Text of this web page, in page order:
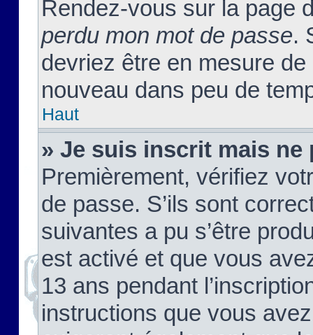
Rendez-vous sur la page
perdu mon mot de passe.
devriez être en mesure
nouveau dans peu de
Haut
» Je suis inscrit mais ne
Premièrement, vérifiez
de passe. S’ils sont
suivantes a pu s’être
est activé et que vous
13 ans pendant
instructions que vous